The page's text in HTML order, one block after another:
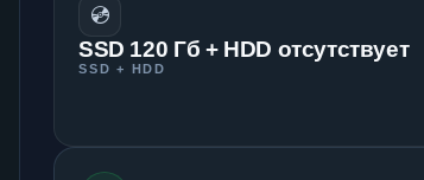
💿
SSD 120 Гб + HDD отсутствует
SSD + HDD